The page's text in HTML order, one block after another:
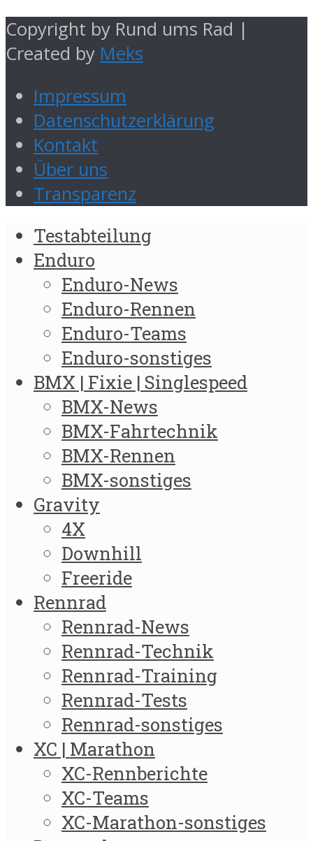
Copyright by Rund ums Rad |
Created by Meks
Impressum
Datenschutzerklärung
Kontakt
Über uns
Transparenz
Testabteilung
Enduro
Enduro-News
Enduro-Rennen
Enduro-Teams
Enduro-sonstiges
BMX | Fixie | Singlespeed
BMX-News
BMX-Fahrtechnik
BMX-Rennen
BMX-sonstiges
Gravity
4X
Downhill
Freeride
Rennrad
Rennrad-News
Rennrad-Technik
Rennrad-Training
Rennrad-Tests
Rennrad-sonstiges
XC | Marathon
XC-Rennberichte
XC-Teams
XC-Marathon-sonstiges